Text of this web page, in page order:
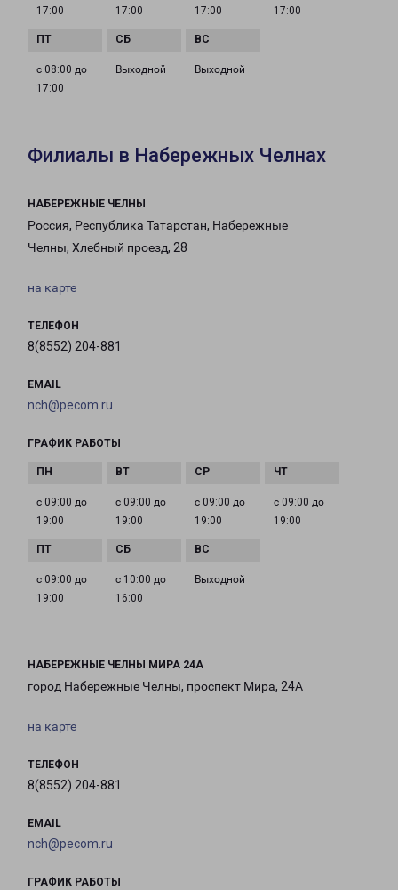
17:00
17:00
17:00
17:00
с 08:00 до
17:00
Выходной Выходной
Филиалы в Набережных Челнах
НАБЕРЕЖНЫЕ ЧЕЛНЫ
Россия, Республика Татарстан, Набережные
Челны, Хлебный проезд, 28
на карте
ТЕЛЕФОН
8(8552) 204-881
EMAIL
nch@pecom.ru
ГРАФИК РАБОТЫ
с 09:00 до
19:00
с 09:00 до
19:00
с 09:00 до
19:00
с 09:00 до
19:00
с 09:00 до
19:00
с 10:00 до
16:00
Выходной
НАБЕРЕЖНЫЕ ЧЕЛНЫ МИРА 24А
город Набережные Челны, проспект Мира, 24А
на карте
ТЕЛЕФОН
8(8552) 204-881
EMAIL
nch@pecom.ru
ГРАФИК РАБОТЫ